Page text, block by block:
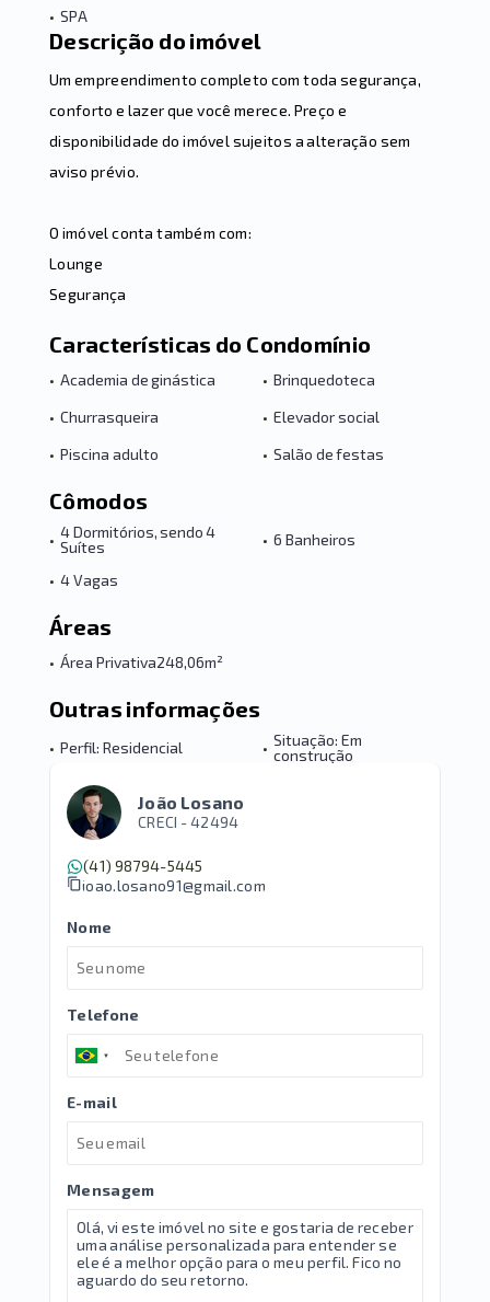
• SPA
Descrição do imóvel
Um empreendimento completo com toda segurança,
conforto e lazer que você merece. Preço e
disponibilidade do imóvel sujeitos a alteração sem
aviso prévio.
O imóvel conta também com:
Lounge
Segurança
Características do Condomínio
• Academia de ginástica • Brinquedoteca
• Churrasqueira • Elevador social
• Piscina adulto • Salão de festas
Cômodos
• 4 Dormitórios, sendo 4
Suítes
• 6 Banheiros
• 4 Vagas
Áreas
• Área Privativa248,06m²
Outras informações
• Perfil: Residencial • Situação: Em
construção
João Losano
CRECI -42494
(41) 98794-5445
joao.losano91@gmail.com
Nome
Telefone
E-mail
Mensagem